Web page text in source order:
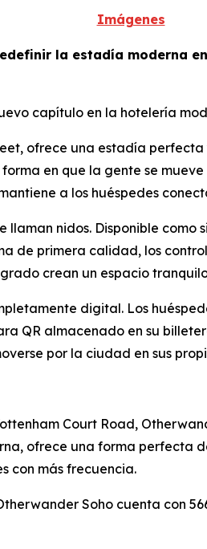
Imágenes
la estadía moderna
capítulo en la hotelería
ofrece una estadía
en que la gente se
a los huéspedes
llaman nidos. Disponible
de primera calidad, los
crean un espacio
digital. Los
QR almacenado en su
por la ciudad en sus
Court Road,
ofrece una forma perfecta
con más frecuencia.
Soho cuenta con